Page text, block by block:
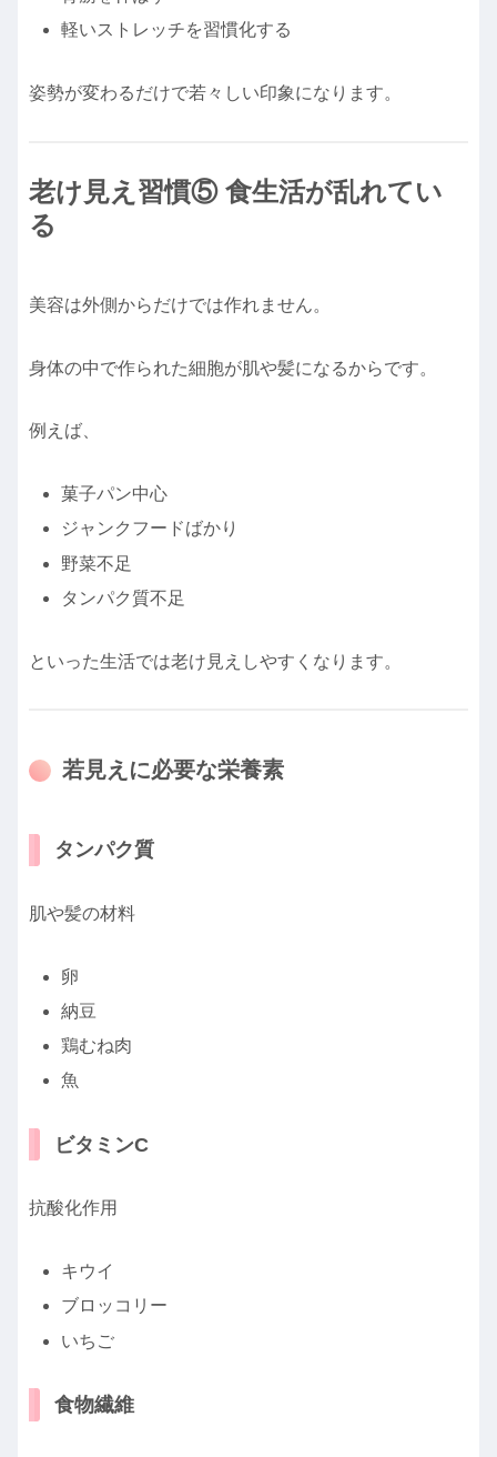
軽いストレッチを習慣化する
姿勢が変わるだけで若々しい印象になります。
老け見え習慣⑤ 食生活が乱れてい
る
美容は外側からだけでは作れません。
身体の中で作られた細胞が肌や髪になるからです。
例えば、
菓子パン中心
ジャンクフードばかり
野菜不足
タンパク質不足
といった生活では老け見えしやすくなります。
若見えに必要な栄養素
タンパク質
肌や髪の材料
卵
納豆
鶏むね肉
魚
ビタミンC
抗酸化作用
キウイ
ブロッコリー
いちご
食物繊維